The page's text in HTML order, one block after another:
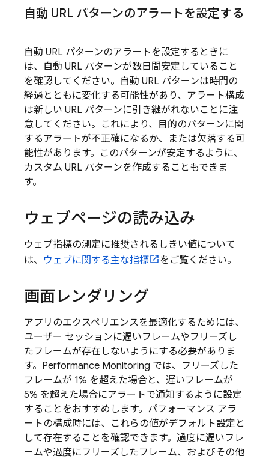
自動 URL パターンのアラートを設定する
自動 URL パターンのアラートを設定するときに
は、自動 URL パターンが数日間安定していること
を確認してください。自動 URL パターンは時間の
経過とともに変化する可能性があり、アラート構成
は新しい URL パターンに引き継がれないことに注
意してください。これにより、目的のパターンに関
するアラートが不正確になるか、または欠落する可
能性があります。このパターンが安定するように、
カスタム URL パターンを作成することもできま
す。
ウェブページの読み込み
ウェブ指標の測定に推奨されるしきい値について
は、 ウェブに関する主な指標 をご覧ください。
画面レンダリング
アプリのエクスペリエンスを最適化するためには、
ユーザー セッションに遅いフレームやフリーズし
たフレームが存在しないようにする必要がありま
す。 Performance Monitoring では、フリーズした
フレームが 1% を超えた場合と、遅いフレームが
5% を超えた場合にアラートで通知するように設定
することをおすすめします。パフォーマンス アラ
ートの構成時には、これらの値がデフォルト設定と
して存在することを確認できます。過度に遅いフレ
ームや過度にフリーズしたフレーム、およびその他